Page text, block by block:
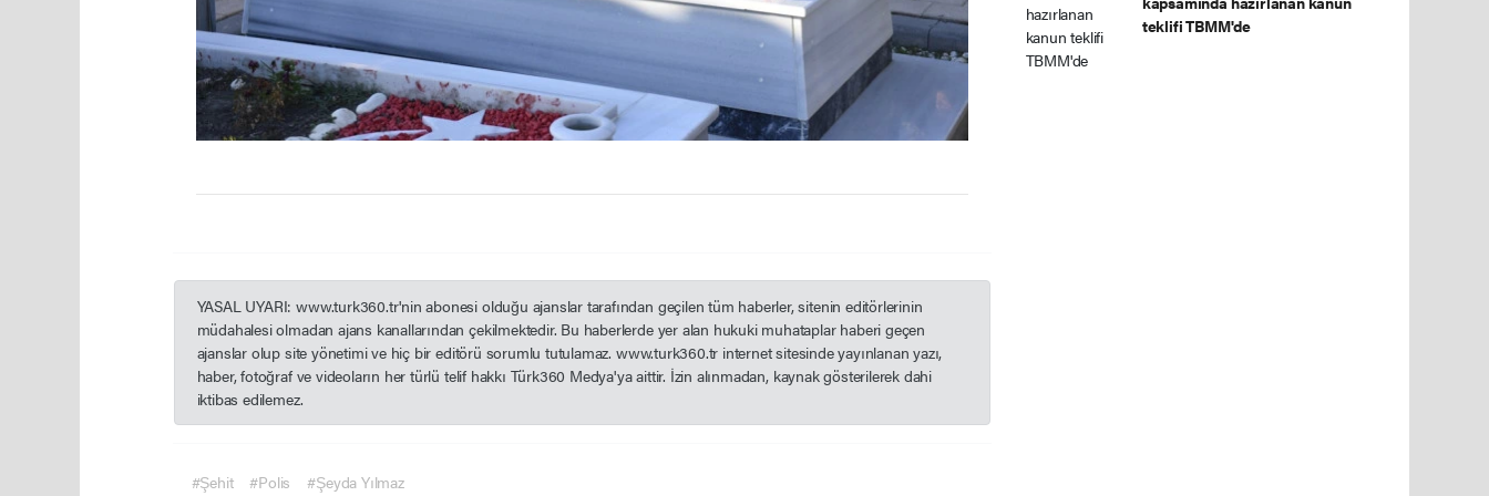
YASAL UYARI: www.turk360.tr'nin abonesi olduğu ajanslar tarafından geçilen tüm haberler, sitenin editörlerinin
müdahalesi olmadan ajans kanallarından çekilmektedir. Bu haberlerde yer alan hukuki muhataplar haberi geçen
ajanslar olup site yönetimi ve hiç bir editörü sorumlu tutulamaz. www.turk360.tr internet sitesinde yayınlanan yazı,
haber, fotoğraf ve videoların her türlü telif hakkı Türk360 Medya'ya aittir. İzin alınmadan, kaynak gösterilerek dahi
iktibas edilemez.
#Şehit #Polis #Şeyda Yılmaz
teklifi TBMM'de